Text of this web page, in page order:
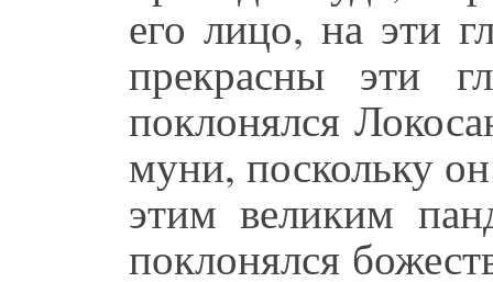
его лицо, на эти
прекрасны эти
поклонялся
муни, поскольку
этим великим
поклонялся